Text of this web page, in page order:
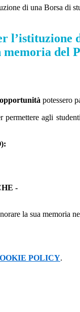
di una Borsa di
l’istituzione
memoria del
potessero
permettere agli
-
la sua memoria
POLICY.